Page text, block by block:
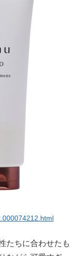
たちに合わせたも